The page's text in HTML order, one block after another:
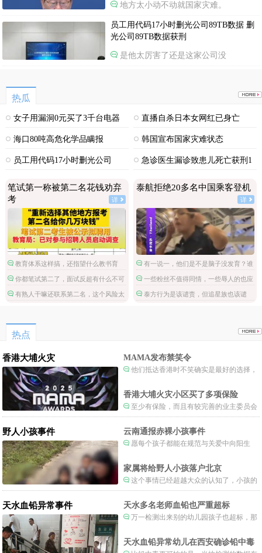
地方太小动不动就国家灾难。
员工用代码17小时删光公司89TB数据 删
光公司89TB数据获刑
是他太厉害了还是这家公司没
热瓜
女子用漏洞0元买了3千台电器 直播自杀日本女网红已身亡
海口80吨高危化学品瞒报 韩国宣布国家灾难状态
员工用代码17小时删光公司
急诊医生漏诊致患儿死亡获刑1
笔试第一称被第二名花钱劝弃
考
详
教育体系这样搞，还指望什么教书育
人。你都笔试第二了，面试反超有什么不可
能的，非要多此一举。
有熟人干嘛还联系第二名，这个风险太
泰航拒绝20多名中国乘客登机
详
有一说一，他们是不是脑子没发育？谁
不知道拉眼角针对的是亚洲人，他们哪国
的啊？
一些粉丝不值得同情，一些辱人的也应
该惩罚。
泰方行为是该谴责，但追星族也该谴
热点
香港大埔火灾 MAMA发布禁笑令
他们抵达香港时不笑确实是最好的选择，
一种保护吧。
香港大埔火灾小区买了多项保险
至少有保险，而且有较完善的业主委员会
制度。
野人小孩事件 云南通报赤裸小孩事件
愿每个孩子都能在规范与关爱中向阳生
家属将给野人小孩落户北京
这个事情已经超越大众的认知了，小孩的
形体和状态已经畸形了，得尽快送医。
天水血铅异常事件 天水多名老师血铅也严重超标
万一检测出来别的幼儿园孩子也超标，那
天水血铅异常幼儿在西安确诊铅中毒